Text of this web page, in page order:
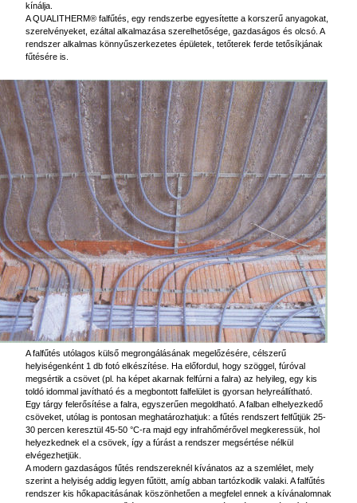
kínálja.
A QUALITHERM® falfűtés, egy rendszerbe egyesítette a korszerű anyagokat,
szerelvényeket, ezáltal alkalmazása szerelhetősége, gazdaságos és olcsó. A
rendszer alkalmas könnyűszerkezetes épületek, tetőterek ferde tetősíkjának
fűtésére is.
A falfűtés utólagos külső megrongálásának megelőzésére, célszerű
helyiségenként 1 db fotó elkészítése. Ha előfordul, hogy szöggel, fúróval
megsértik a csövet (pl. ha képet akarnak felfúrni a falra) az helyileg, egy kis
toldó idommal javítható és a megbontott falfelület is gyorsan helyreállítható.
Egy tárgy felerősítése a falra, egyszerűen megoldható. A falban elhelyezkedő
csöveket, utólag is pontosan meghatározhatjuk: a fűtés rendszert felfűtjük 25-
30 percen keresztül 45-50 °C-ra majd egy infrahőmérővel megkeressük, hol
helyezkednek el a csövek, így a fúrást a rendszer megsértése nélkül
elvégezhetjük.
A modern gazdaságos fűtés rendszereknél kívánatos az a szemlélet, mely
szerint a helyiség addig legyen fűtött, amíg abban tartózkodik valaki. A falfűtés
rendszer kis hőkapacitásának köszönhetően a megfelel ennek a kívánalomnak